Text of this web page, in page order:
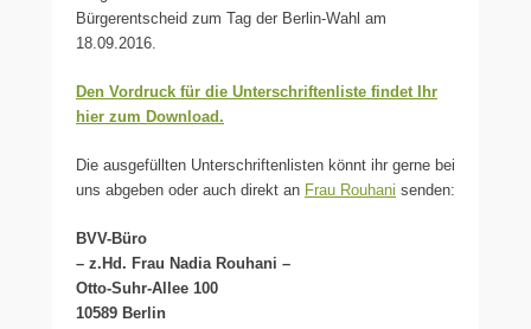
Bürgerentscheid zum Tag der Berlin-Wahl am
18.09.2016.
Den Vordruck für die Unterschriftenliste findet Ihr
hier zum Download.
Die ausgefüllten Unterschriftenlisten könnt ihr gerne bei
uns abgeben oder auch direkt an Frau Rouhani senden:
BVV-Büro
– z.Hd. Frau Nadia Rouhani –
Otto-Suhr-Allee 100
10589 Berlin